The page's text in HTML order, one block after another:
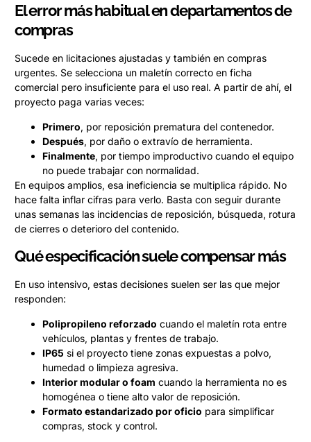
El error más habitual en departamentos de
compras
Sucede en licitaciones ajustadas y también en compras
urgentes. Se selecciona un maletín correcto en ficha
comercial pero insuficiente para el uso real. A partir de ahí, el
proyecto paga varias veces:
Primero, por reposición prematura del contenedor.
Después, por daño o extravío de herramienta.
Finalmente, por tiempo improductivo cuando el equipo
no puede trabajar con normalidad.
En equipos amplios, esa ineficiencia se multiplica rápido. No
hace falta inflar cifras para verlo. Basta con seguir durante
unas semanas las incidencias de reposición, búsqueda, rotura
de cierres o deterioro del contenido.
Qué especificación suele compensar más
En uso intensivo, estas decisiones suelen ser las que mejor
responden:
Polipropileno reforzado cuando el maletín rota entre
vehículos, plantas y frentes de trabajo.
IP65 si el proyecto tiene zonas expuestas a polvo,
humedad o limpieza agresiva.
Interior modular o foam cuando la herramienta no es
homogénea o tiene alto valor de reposición.
Formato estandarizado por oficio para simplificar
compras, stock y control.